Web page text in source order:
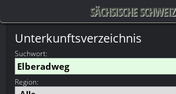
SÄCHSISCHE SCHWEIZ
Unterkunftsverzeichnis
Suchwort:
Region: